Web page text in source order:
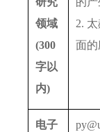
领域
(300
字以
内)
2.
面的
电子